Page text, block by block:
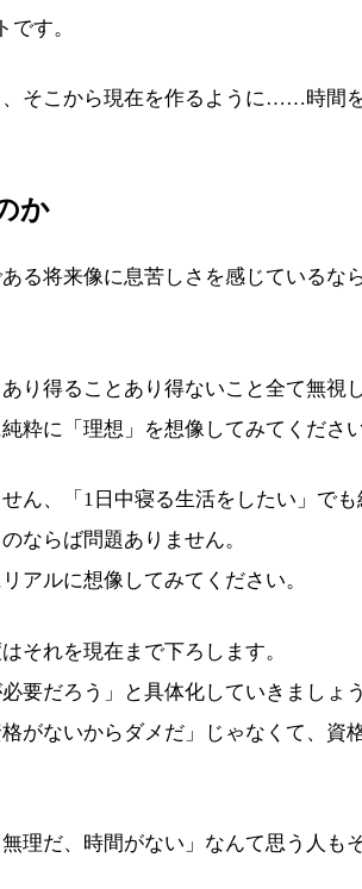
す。
そこから現在を作るように……時間
か
る将来像に息苦しさを感じている
り得ることあり得ないこと全て無視
粋に「理想」を想像してみてください
ん、「1日中寝る生活をしたい」でも
ならば問題ありません。
アルに想像してみてください。
それを現在まで下ろします。
要だろう」と具体化していきましょう
がないからダメだ」じゃなくて、資
理だ、時間がない」なんて思う人も